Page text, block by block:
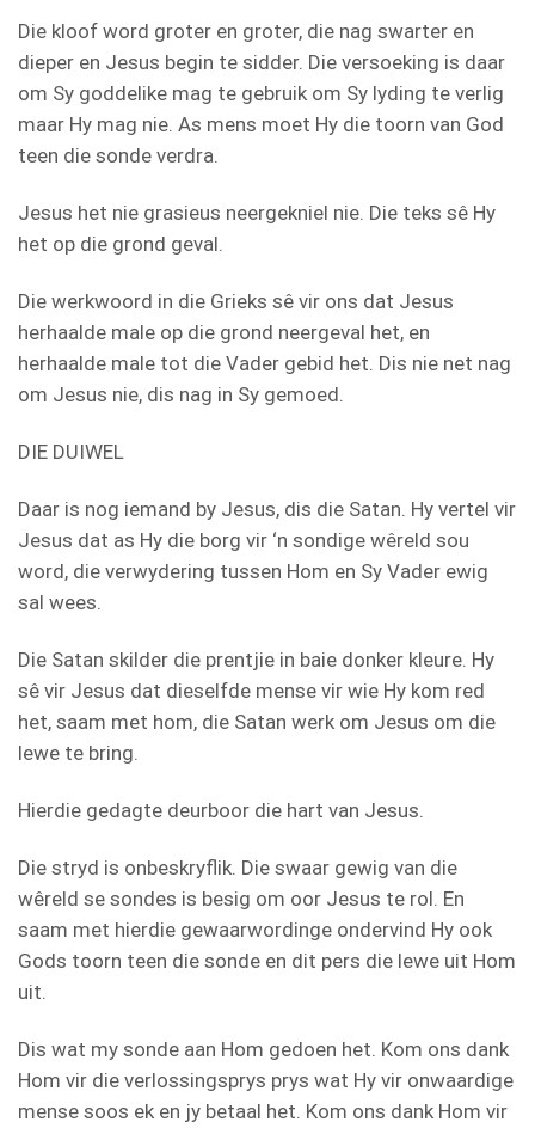
Die kloof word groter en groter, die nag swarter en
dieper en Jesus begin te sidder. Die versoeking is daar
om Sy goddelike mag te gebruik om Sy lyding te verlig
maar Hy mag nie. As mens moet Hy die toorn van God
teen die sonde verdra.
Jesus het nie grasieus neergekniel nie. Die teks sê Hy
het op die grond geval.
Die werkwoord in die Grieks sê vir ons dat Jesus
herhaalde male op die grond neergeval het, en
herhaalde male tot die Vader gebid het. Dis nie net nag
om Jesus nie, dis nag in Sy gemoed.
DIE DUIWEL
Daar is nog iemand by Jesus, dis die Satan. Hy vertel vir
Jesus dat as Hy die borg vir ‘n sondige wêreld sou
word, die verwydering tussen Hom en Sy Vader ewig
sal wees.
Die Satan skilder die prentjie in baie donker kleure. Hy
sê vir Jesus dat dieselfde mense vir wie Hy kom red
het, saam met hom, die Satan werk om Jesus om die
lewe te bring.
Hierdie gedagte deurboor die hart van Jesus.
Die stryd is onbeskryflik. Die swaar gewig van die
wêreld se sondes is besig om oor Jesus te rol. En
saam met hierdie gewaarwordinge ondervind Hy ook
Gods toorn teen die sonde en dit pers die lewe uit Hom
uit.
Dis wat my sonde aan Hom gedoen het. Kom ons dank
Hom vir die verlossingsprys prys wat Hy vir onwaardige
mense soos ek en jy betaal het. Kom ons dank Hom vir